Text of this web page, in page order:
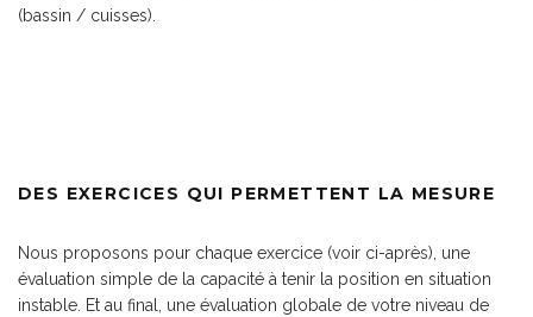
(bassin / cuisses).
DES EXERCICES QUI PERMETTENT LA MESURE
Nous proposons pour chaque exercice (voir ci-après), une
évaluation simple de la capacité à tenir la position en situation
instable . Et au final, une évaluation globale de votre niveau de